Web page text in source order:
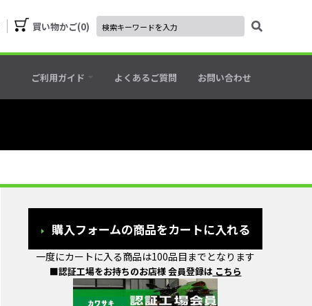
買い物かご 0
ご利用ガイド よくあるご質問 お問い合わせ
購入フォームの商品をカートに入れる
一度にカートに入る商品は100品目までとなります
■認証工場をお持ちのお店様 会員登録はこちら